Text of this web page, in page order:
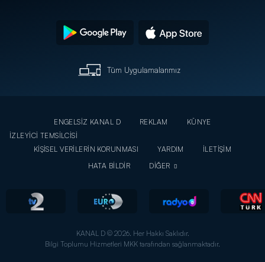
Tüm Uygulamalarımız
ENGELSİZ KANAL D REKLAM
KÜNYE
İZLEYİCİ TEMSİLCİSİ
KİŞİSEL VERİLERİN KORUNMASI
YARDIM
İLETİŞİM
HATA BİLDİR
DİĞER
KANAL D © 2026. Her Hakkı Saklıdır.
Bilgi Toplumu Hizmetleri MKK tarafından sağlanmaktadır.